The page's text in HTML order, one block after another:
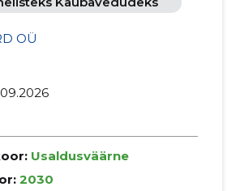
OÜ
Usaldusväärne
2030